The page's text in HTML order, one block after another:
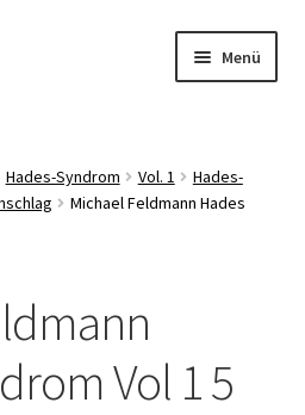
Menü
Hades-Syndrom Vol. 1
Hades-
Michael Feldmann Hades
Vol 1 5